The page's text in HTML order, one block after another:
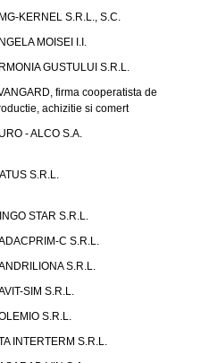
KERNEL S.R.L., S.C.
MOISEI I.I.
GUSTULUI S.R.L.
firma cooperatista de
achizitie si comert
- ALCO S.A.
S.R.L.
STAR S.R.L.
C S.R.L.
S.R.L.
SIM S.R.L.
S.R.L.
INTERTERM S.R.L.